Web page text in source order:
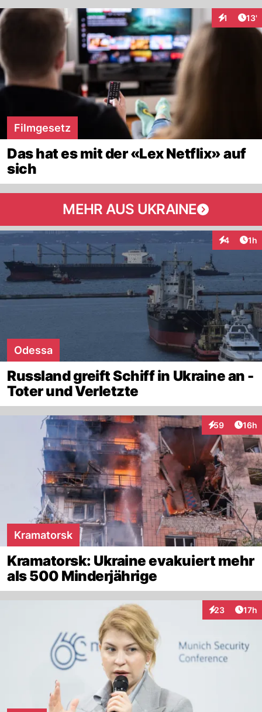
1 13'
Filmgesetz
Das hat es mit der «Lex Netflix» auf
sich
MEHR AUS UKRAINE
4 1h
Odessa
Russland greift Schiff in Ukraine an -
Toter und Verletzte
59
Interaktionen
16h
Kramatorsk
Kramatorsk: Ukraine evakuiert mehr
als 500 Minderjährige
23
Interaktionen
17h